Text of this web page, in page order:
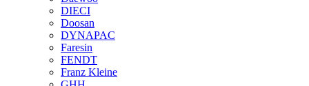
DIECI
Doosan
DYNAPAC
Faresin
FENDT
Franz Kleine